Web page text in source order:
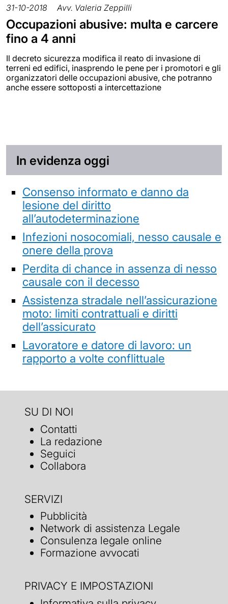
31-10-2018 Avv. Valeria Zeppilli
Occupazioni abusive: multa e carcere
fino a 4 anni
Il decreto sicurezza modifica il reato di invasione di
terreni ed edifici, inasprendo le pene per i promotori e gli
organizzatori delle occupazioni abusive, che potranno
anche essere sottoposti a intercettazione
In evidenza oggi
Consenso informato e danno da
lesione del diritto
all’autodeterminazione
Infezioni nosocomiali, nesso causale e
onere della prova
Perdita di chance in assenza di nesso
causale con il decesso
Assistenza stradale nell’assicurazione
moto: limiti contrattuali e diritti
dell’assicurato
Lavoratore e datore di lavoro: un
rapporto a volte conflittuale
SU DI NOI
Contatti
La redazione
Seguici
Collabora
SERVIZI
Pubblicità
Network di assistenza Legale
Consulenza legale online
Formazione avvocati
PRIVACY E IMPOSTAZIONI